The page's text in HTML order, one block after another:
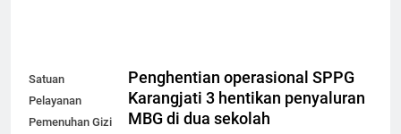
Satuan
Pelayanan
Pemenuhan Gizi
Penghentian operasional SPPG
Karangjati 3 hentikan penyaluran
MBG di dua sekolah